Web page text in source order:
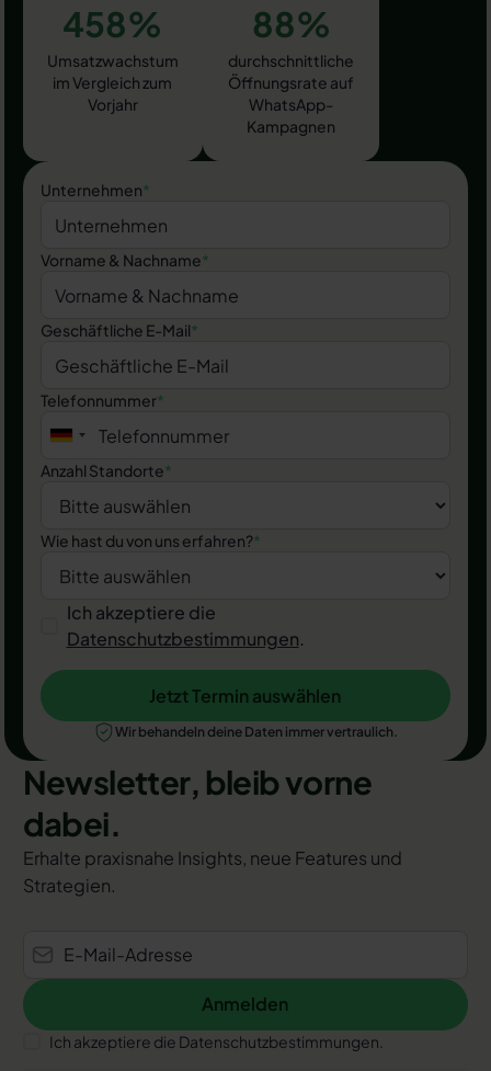
458%
Umsatzwachstum
im Vergleich zum
Vorjahr
88%
durchschnittliche
Öffnungsrate auf
WhatsApp-
Kampagnen
Unternehmen*
Vorname & Nachname*
Geschäftliche E-Mail*
Telefonnummer*
Anzahl Standorte*
Wie hast du von uns erfahren?*
Ich akzeptiere die
Datenschutzbestimmungen.
Jetzt Termin auswählen
Jetzt Termin auswählen
Wir behandeln deine Daten immer vertraulich.
Newsletter, bleib vorne
dabei.
Erhalte praxisnahe Insights, neue Features und
Strategien.
Anmelden
Anmelden
Ich akzeptiere die Datenschutzbestimmungen.